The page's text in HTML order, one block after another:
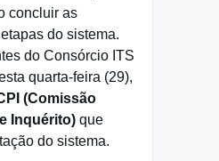
concluir as
do sistema.
do Consórcio ITS
quarta-feira (29),
(Comissão
Inquérito) que
do sistema.